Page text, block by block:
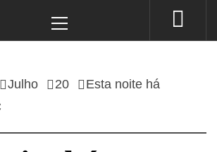
Menu
Julho 20
Esta noite há